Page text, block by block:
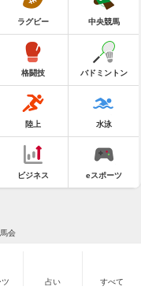
ラグビー 中央競馬
格闘技 バドミントン
陸上 水泳
ビジネス eスポーツ
会
ツ 占い すべて